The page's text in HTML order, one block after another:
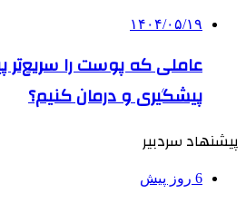
۱۴۰۴/۰۵/۱۹
عاملی که پوست را سریع‌تر
پیشگیری و درمان کنیم؟
پیشنهاد سردبیر
6 روز پیش